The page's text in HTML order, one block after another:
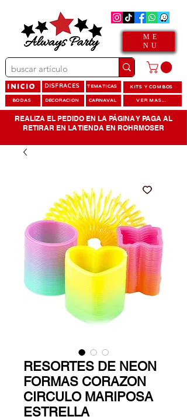
ME
NU
INICIO DISFRACES TEMATICAS KITS Y COMBOS
BODAS DECORACION CARNAVAL VER MAS...
REALIZA EL PEDIDO EN LA PÁGINA Y PAGA AL
RETIRAR EN LA TIENDA EN ROHRMOSER
RESORTES DE NEON
FORMAS CORAZON
CIRCULO MARIPOSA
ESTRELLA